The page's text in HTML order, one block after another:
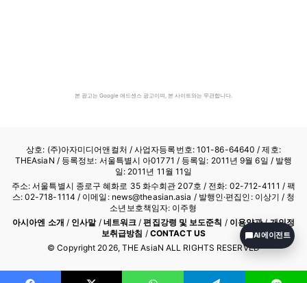
본 광고는 Google 애드센스 광고이며, 본 사이트와는 무관합니다.
상호: (주)아자미디어앤컬처 /사업자등록번호: 101-86-64640 / 제호:
THEAsiaN / 등록정보: 서울특별시 아01771 / 등록일: 2011년 9월 6일 / 발행
일: 2011년 11월 11일
주소: 서울특별시 종로구 혜화로 35 화수회관 207호 / 전화: 02-712-4111 / 팩
스: 02-718-1114 / 이메일: news@theasian.asia / 발행인·편집인: 이상기 / 청
소년보호책임자: 이주형
아시아엔 소개 / 인사말/ 네트워크 /편집강령 및 보도준칙 / 이용약관/개인정
보취급방침 / CONTACT US
© Copyright 2026, THE AsiaN ALL RIGHTS RESERVED
AI 에이전트